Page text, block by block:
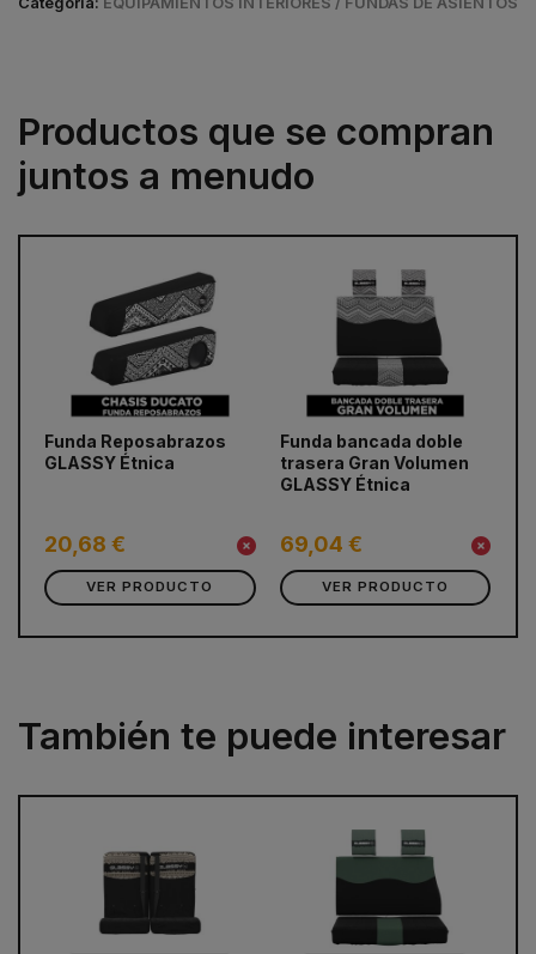
Productos que se compran
juntos a menudo
Funda Reposabrazos
GLASSY Étnica
20,68 €
VER PRODUCTO
Funda bancada doble
trasera Gran Volumen
GLASSY Étnica
69,04 €
VER PRODUCTO
prev next
También te puede interesar